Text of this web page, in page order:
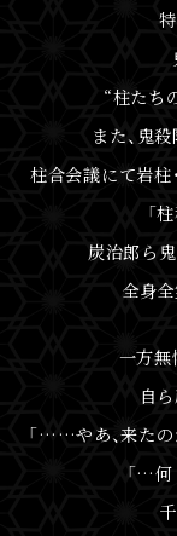
“柱たち
また、鬼
柱合会議にて岩柱
「
炭治郎ら
全身
一方無
自
「……やあ、来た
「…何